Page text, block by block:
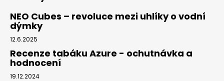
NEO Cubes – revoluce mezi uhlíky o vodní
dýmky
12.6.2025
Recenze tabáku Azure - ochutnávka a
hodnocení
19.12.2024